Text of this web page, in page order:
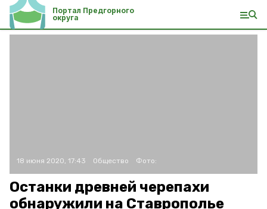
Портал Предгорного
округа
18 июня 2020, 17:43 Общество Фото:
Останки древней черепахи
обнаружили на Ставрополье